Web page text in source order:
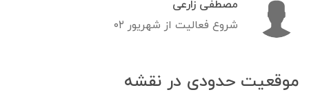
مصطفی زارعی
شروع فعالیت از شهریور ۰۲
موقعیت حدودی در نقشه